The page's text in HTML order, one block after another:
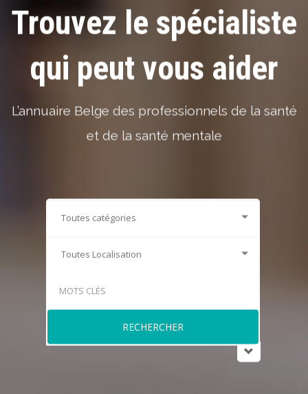
Trouvez le spécialiste
qui peut vous aider
L’annuaire Belge des professionnels de la santé
et de la santé mentale
RECHERCHER